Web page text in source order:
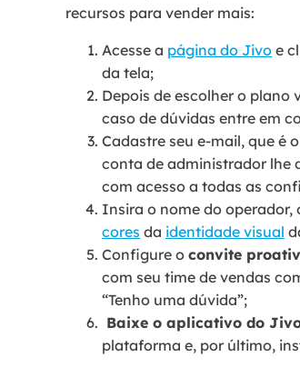
recursos para vender mais:
Acesse a página do Jivo e
da tela;
Depois de escolher o plano
caso de dúvidas entre em
Cadastre seu e-mail, que é o
conta de administrador lhe
com acesso a todas as
Insira o nome do operador,
cores da identidade visual
Configure o convite
com seu time de vendas
“Tenho uma dúvida”;
Baixe o aplicativo do
plataforma e, por último,